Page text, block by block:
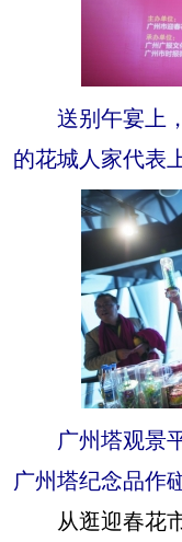
送别午宴上，
的花城人家代表
广州塔观景平
广州塔纪念品作
从逛迎春花市